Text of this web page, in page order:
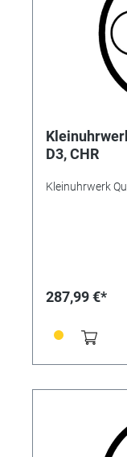
D3, CHR
Kleinuhrwerk
287,99 €*